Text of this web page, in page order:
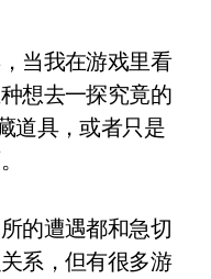
当我在游戏里看
想去一探究竟的
道具，或者只是
的遭遇都和急切
系，但有很多游